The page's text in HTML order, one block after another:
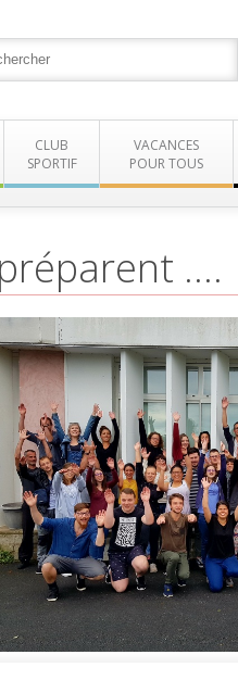
CLUB
SPORTIF
VACANCES
POUR TOUS
....